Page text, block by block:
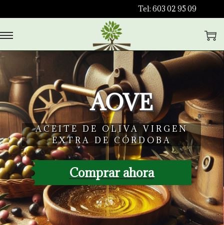
Tel: 603 02 95 09
AOVE
ACEITE DE OLIVA VIRGEN
EXTRA DE CÓRDOBA
Comprar ahora